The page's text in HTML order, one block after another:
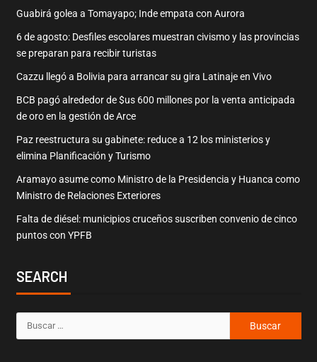
Guabirá golea a Tomayapo; Inde empata con Aurora
6 de agosto: Desfiles escolares muestran civismo y las provincias
se preparan para recibir turistas
Cazzu llegó a Bolivia para arrancar su gira Latinaje en Vivo
BCB pagó alrededor de $us 600 millones por la venta anticipada
de oro en la gestión de Arce
Paz reestructura su gabinete: reduce a 12 los ministerios y
elimina Planificación y Turismo
Aramayo asume como Ministro de la Presidencia y Huanca como
Ministro de Relaciones Exteriores
Falta de diésel: municipios cruceños suscriben convenio de cinco
puntos con YPFB
SEARCH